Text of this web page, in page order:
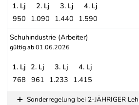
Orthopädieschuhmachergewerbe
1. Lj 2. Lj 3. Lj
4. Lj
950 1.090 1.440 1.590
Schuhindustrie (Arbeiter)
gültig ab01.06.2026
1. Lj 2. Lj 3. Lj
4. Lj
768 961 1.233 1.415
Sonderregelung bei 2-JÄHRIGER